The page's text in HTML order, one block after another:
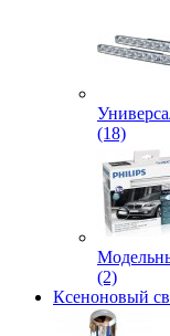
(18)
(2)
Ксеноновый